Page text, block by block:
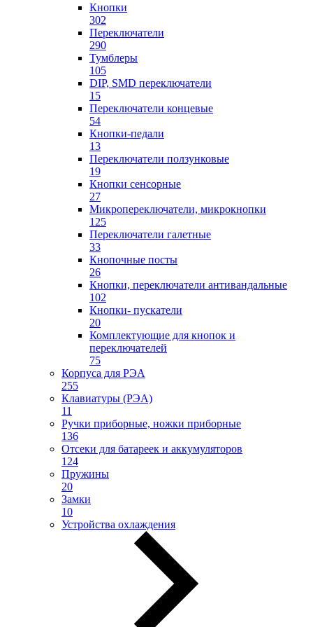
Кнопки
302
Переключатели
290
Тумблеры
105
DIP, SMD переключатели
15
Переключатели концевые
54
Кнопки-педали
13
Переключатели ползунковые
19
Кнопки сенсорные
27
Микропереключатели, микрокнопки
125
Переключатели галетные
33
Кнопочные посты
26
Кнопки, переключатели антивандальные
102
Кнопки- пускатели
20
Комплектующие для кнопок и
переключателей
75
Корпуса для РЭА
255
Клавиатуры (РЭА)
11
Ручки приборные, ножки приборные
136
Отсеки для батареек и аккумуляторов
124
Пружины
20
Замки
10
Устройства охлаждения